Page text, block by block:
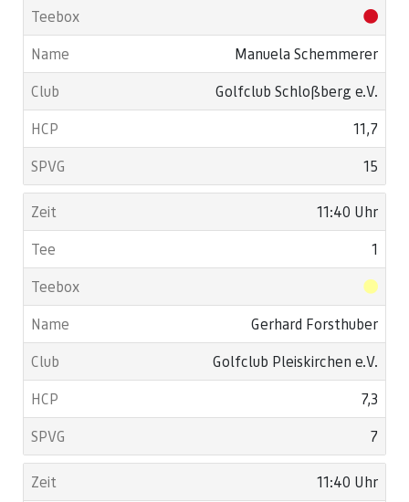
Manuela Schemmerer
Golfclub Schloßberg e.V.
11,7
15
11:40 Uhr
1
Gerhard Forsthuber
Golfclub Pleiskirchen e.V.
7,3
7
11:40 Uhr